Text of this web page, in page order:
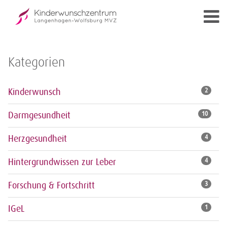
Kategorien
Kinderwunsch 2
Darmgesundheit 10
Herzgesundheit 4
Hintergrundwissen zur Leber 4
Forschung & Fortschritt 3
IGeL 1